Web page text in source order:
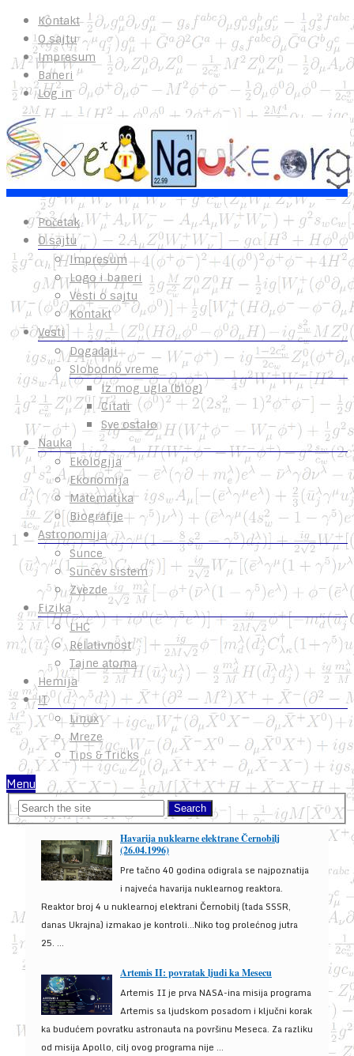
Kontakt
O sajtu
Impresum
Baneri
Log in
Početak
O sajtu
Impresum
Logo i baneri
Vesti o sajtu
Kontakt
Vesti
Događaji
Slobodno vreme
Iz mog ugla (blog)
Citati
Sve ostalo
Nauka
Ekologija
Ekonomija
Matematika
Biografije
Astronomija
Sunce
Sunčev sistem
Zvezde
Fizika
LHC
Relativnost
Tajne atoma
Hemija
IT
Linux
Mreze
Tips & Tricks
Menu
Havarija nuklearne elektrane Černobilj
(26.04.1996)
Pre tačno 40 godina odigrala se najpoznatija
i najveća havarija nuklearnog reaktora.
Reaktor broj 4 u nuklearnoj elektrani Černobilj (tada SSSR,
danas Ukrajna) izmakao je kontroli...Niko tog prolećnog jutra
25. ...
Artemis II: povratak ljudi ka Mesecu
Artemis II je prva NASA-ina misija programa
Artemis sa ljudskom posadom i ključni korak
ka budućem povratku astronauta na površinu Meseca. Za razliku
od misija Apollo, cilj ovog programa nije ...